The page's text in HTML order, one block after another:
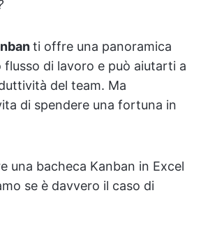
ti offre una panoramica
di lavoro e può aiutarti a
del team. Ma
di spendere una fortuna in
una bacheca Kanban in Excel
se è davvero il caso di